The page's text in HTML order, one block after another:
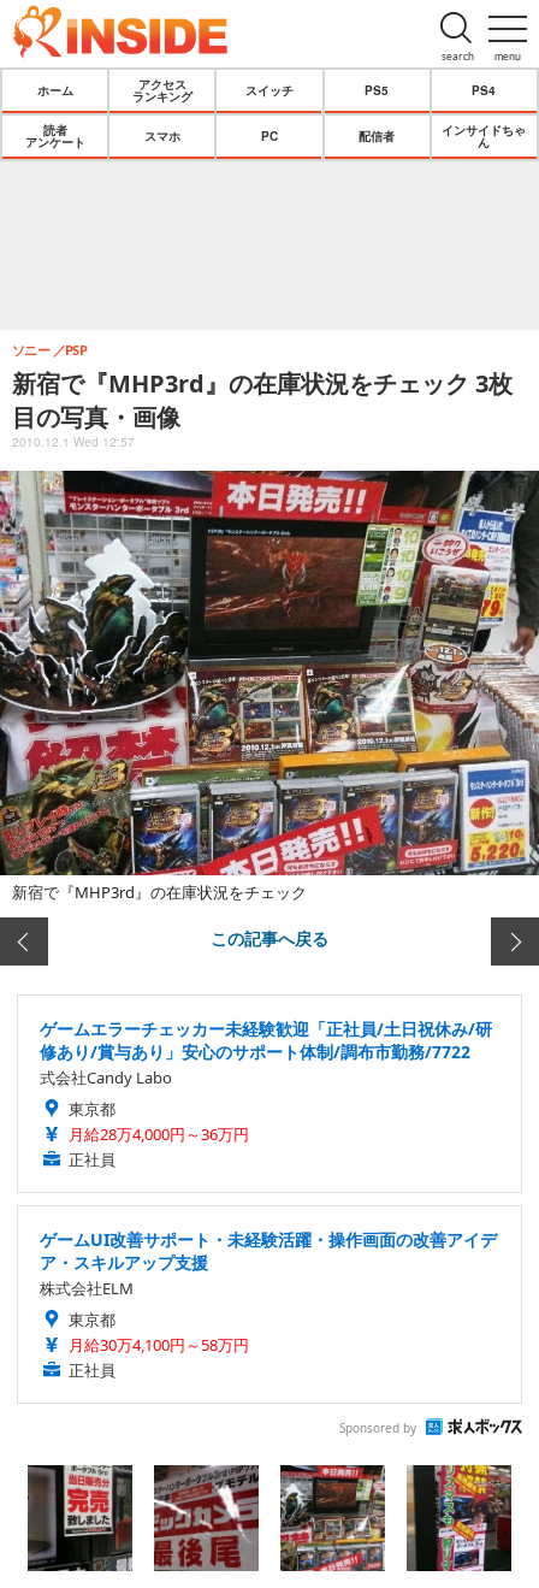
menu
search
ホーム
アクセス
ランキング
スイッチ PS5 PS4
読者
アンケート
スマホ PC 配信者
インサイドちゃ
ん
新宿で『MHP3rd』の在庫状況をチェック 3枚
目の写真・画像
ソニー PSP
2010.12.1 Wed 12:57
新宿で『MHP3rd』の在庫状況をチェック
この記事へ戻る
ゲームエラーチェッカー未経験歓迎「正社員/土日祝休み/研
修あり/賞与あり」安心のサポート体制/調布市勤務/7722
式会社Candy Labo
東京都
月給28万4,000円～36万円
正社員
ゲームUI改善サポート・未経験活躍・操作画面の改善アイデ
ア・スキルアップ支援
株式会社ELM
東京都
月給30万4,100円～58万円
正社員
Sponsored by